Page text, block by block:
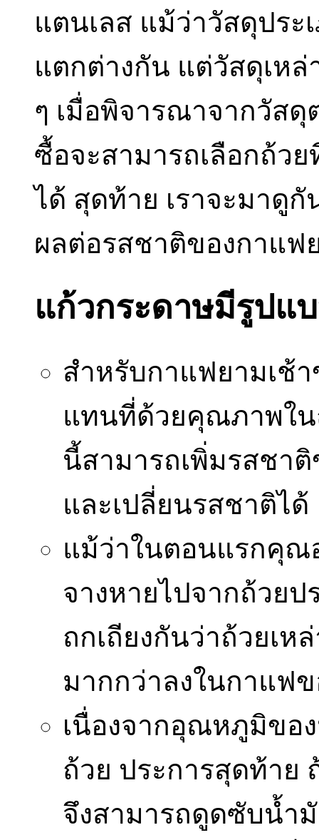
แตนเลส แม้ว่าวัสดุปร
แตกต่างกัน แต่วัสดุเห
ๆ เมื่อพิจารณาจากวัสดุ
ซื้อจะสามารถเลือกถ้ว
ได้ สุดท้าย เราจะมาดูกั
ผลต่อรสชาติของกาแฟ
แก้วกระดาษมีรูปแ
สำหรับกาแฟยามเช้
แทนที่ด้วยคุณภาพใน
นี้สามารถเพิ่มรสชา
และเปลี่ยนรสชาติได้
แม้ว่าในตอนแรกคุณ
จางหายไปจากถ้วย
ถกเถียงกันว่าถ้วยเ
มากกว่าลงในกาแฟ
เนื่องจากอุณหภูมิขอ
ถ้วย ประการสุดท้าย
จึงสามารถดูดซับน้ำ